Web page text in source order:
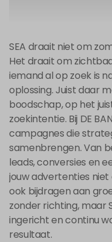
SEA draait niet om
Het draait om
iemand al op zoek is
oplossing. Juist daar
boodschap, op het
zoekintentie. Bij DE
campagnes die
samenbrengen. Van
leads, conversies en
jouw advertenties
ook bijdragen aan
zonder richting, maar
ingericht en continu
resultaat.